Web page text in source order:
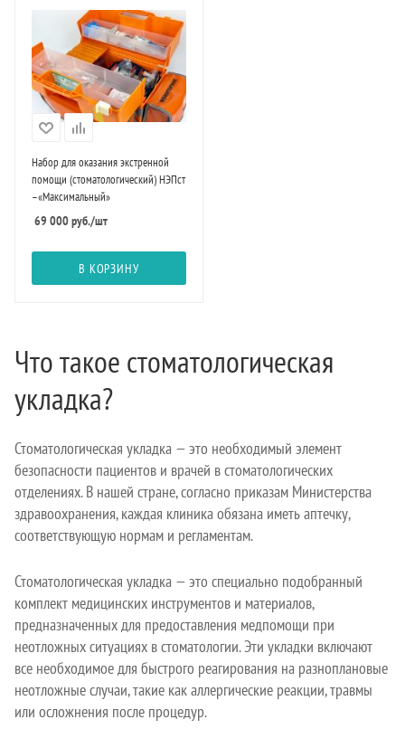
Набор для оказания экстренной
помощи (стоматологический) НЭПст
–«Максимальный»
69 000руб./шт
В КОРЗИНУ
Что такое стоматологическая
укладка?
Стоматологическая укладка — это необходимый элемент
безопасности пациентов и врачей в стоматологических
отделениях. В нашей стране, согласно приказам Министерства
здравоохранения, каждая клиника обязана иметь аптечку,
соответствующую нормам и регламентам.
Стоматологическая укладка — это специально подобранный
комплект медицинских инструментов и материалов,
предназначенных для предоставления медпомощи при
неотложных ситуациях в стоматологии. Эти укладки включают
все необходимое для быстрого реагирования на разноплановые
неотложные случаи, такие как аллергические реакции, травмы
или осложнения после процедур.